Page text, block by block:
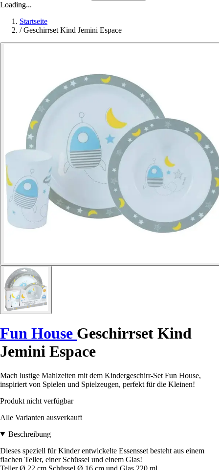
Loading...
Startseite
/ Geschirrset Kind Jemini Espace
Fun House Geschirrset Kind
Jemini Espace
Mach lustige Mahlzeiten mit dem Kindergeschirr-Set Fun House,
inspiriert von Spielen und Spielzeugen, perfekt für die Kleinen!
Produkt nicht verfügbar
Alle Varianten ausverkauft
Beschreibung
Dieses speziell für Kinder entwickelte Essensset besteht aus einem
flachen Teller, einer Schüssel und einem Glas!
Teller Ø 22 cm Schüssel Ø 16 cm und Glas 220 ml